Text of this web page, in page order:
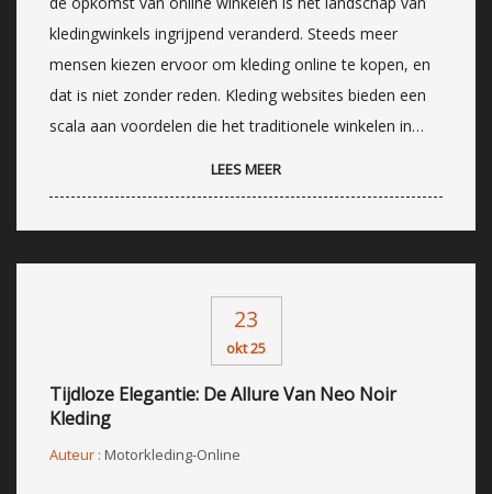
kledingwinkels ingrijpend veranderd. Steeds meer
mensen kiezen ervoor om kleding online te kopen, en
dat is niet zonder reden. Kleding websites bieden een
scala aan voordelen die het traditionele winkelen in…
LEES MEER
23
okt 25
Tijdloze Elegantie: De Allure Van Neo Noir
Kleding
Auteur : Motorkleding-Online